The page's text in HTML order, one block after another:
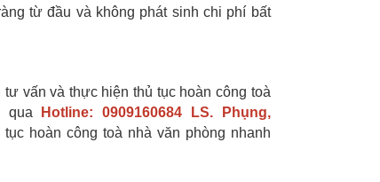
từ đầu và không phát sinh chi phí bất
vấn và thực hiện thủ tục hoàn công toà
qua
Hotline: 0909160684 LS. Phụng,
hoàn công toà nhà văn phòng nhanh